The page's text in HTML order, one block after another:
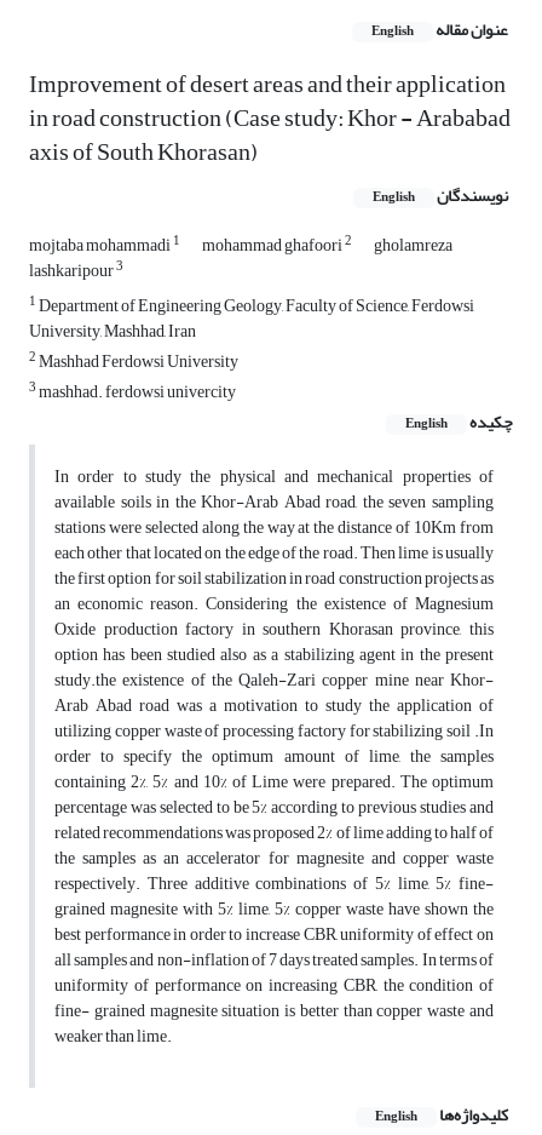
عنوان مقاله English
Improvement of desert areas and their application
in road construction (Case study: Khor - Arababad
axis of South Khorasan)
نویسندگان English
mojtaba mohammadi1 mohammad ghafoori2 gholamreza
lashkaripour3
1Department of Engineering Geology, Faculty of Science, Ferdowsi
University, Mashhad, Iran
2Mashhad Ferdowsi University
3mashhad. ferdowsi univercity
چکیده
English
In order to study the physical and mechanical properties of
available soils in the Khor-Arab Abad road, the seven sampling
stations were selected along the way at the distance of 10Km from
each other that located on the edge of the road. Then lime is usually
the first option for soil stabilization in road construction projects as
an economic reason. Considering the existence of Magnesium
Oxide production factory in southern Khorasan province, this
option has been studied also as a stabilizing agent in the present
study.the existence of the Qaleh-Zari copper mine near Khor-
Arab Abad road was a motivation to study the application of
utilizing copper waste of processing factory for stabilizing soil .In
order to specify the optimum amount of lime, the samples
containing 2%, 5% and 10% of Lime were prepared. The optimum
percentage was selected to be 5% according to previous studies and
related recommendations was proposed 2% of lime adding to half of
the samples as an accelerator for magnesite and copper waste
respectively. Three additive combinations of 5% lime, 5% fine-
grained magnesite with 5% lime, 5% copper waste have shown the
best performance in order to increase CBR, uniformity of effect on
all samples and non-inflation of 7 days treated samples. In terms of
uniformity of performance on increasing CBR, the condition of
fine- grained magnesite situation is better than copper waste and
weaker than lime.
کلیدواژه‌ها English